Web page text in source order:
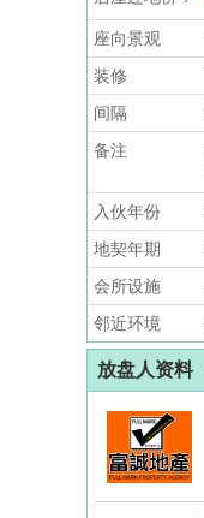
座向景观
装修
间隔
备注
入伙年份
地契年期
会所设施
邻近环境
放盘人资料